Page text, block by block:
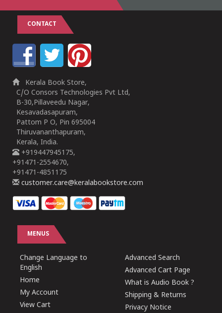
CONTACT
Kerala Book Store,
C/O Consors Technologies Pvt Ltd,
B-30,Pillaveedu Nagar,
Kesavadasapuram,
Pattom P O, Pin 695004
Thiruvananthapuram,
Kerala, India.
+919447945175,
+91471-2554670,
+91471-4851175
customer.care@keralabookstore.com
MENUS
Change Language to
English
Home
My Account
View Cart
Advanced Search
Advanced Cart Page
What is Audio Book ?
Shipping & Returns
Privacy Notice